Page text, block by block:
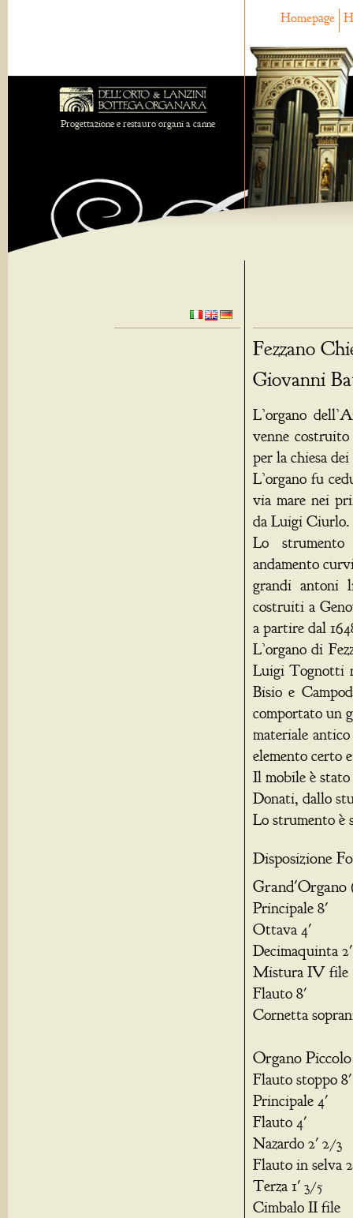
Homepage
Progettazione e restauro organi a canne
Fezzano
Giovanni
L’organo
venne
per la chiesa
L’organo fu
via mare nei
da Luigi Ciurlo.
Lo
andamento
grandi antoni
costruiti a
a partire dal
L’organo di
Luigi Tognotti
Bisio e
comportato un
materiale
elemento certo
Il mobile è
Donati, dallo
Lo strumento è
Disposizione
Grand'Organo
Principale 8'
Ottava 4'
Decimaquinta 2'
Mistura IV file
Flauto 8'
Cornetta
Organo Piccolo
Flauto stoppo 8'
Principale 4'
Flauto 4'
Nazardo 2' 2/3
Flauto in selva
Terza 1' 3/5
Cimbalo II file